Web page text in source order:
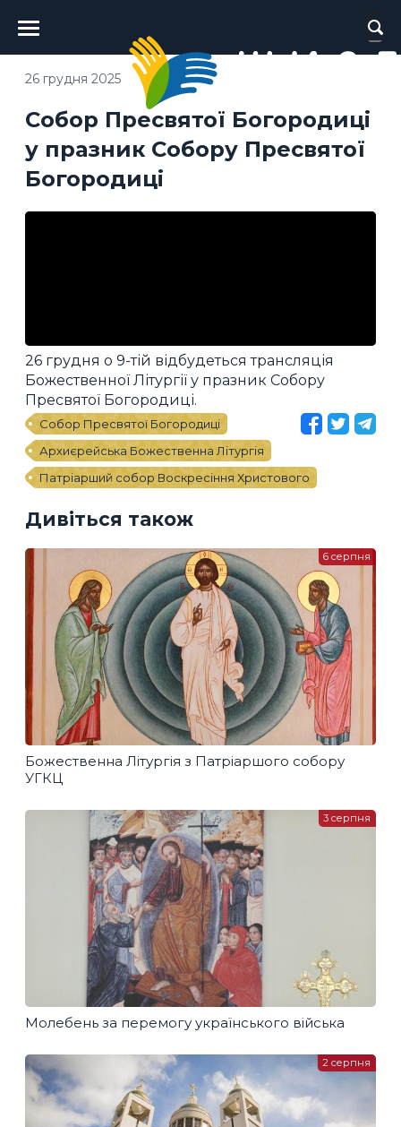
Головне
меню
Собор Пресвятої Богородиці
у празник Собору Пресвятої
Богородиці
26 грудня 2025
26 грудня о 9-тій відбудеться трансляція
Божественної Літургії у празник Собору
Пресвятої Богородиці.
Собор Пресвятої Богородиці
Архиєрейська Божественна Літургія
Патріарший собор Воскресіння Христового
Дивіться також
Божественна Літургія з Патріаршого собору
УГКЦ
6 серпня
Молебень за перемогу українського війська
3 серпня
2 серпня